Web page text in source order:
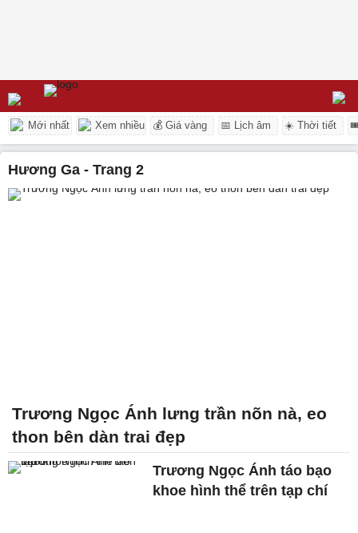
Mới nhất Xem nhiều 💰 Giá vàng 📅 Lịch âm ☀️ Thời tiết
Hương Ga - Trang 2
Trương Ngọc Ánh lưng trần nõn nà, eo
thon bên dàn trai đẹp
Trương Ngọc Ánh táo bạo
khoe hình thể trên tạp chí